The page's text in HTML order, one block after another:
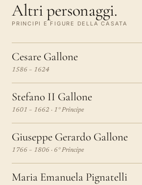
Altri personaggi.
PRINCIPI E FIGURE DELLA CASATA
Cesare Gallone
1586 – 1624
Stefano II Gallone
1601 – 1662 · 1° Principe
Giuseppe Gerardo Gallone
1766 – 1806 · 6° Principe
Maria Emanuela Pignatelli